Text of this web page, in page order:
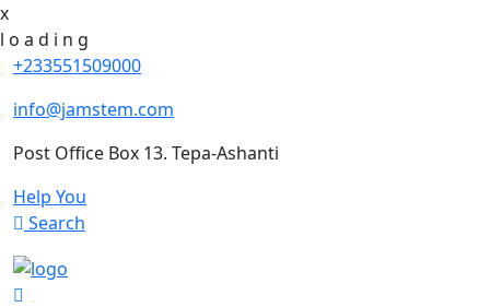
x
l o a d i n g
+233551509000
info@jamstem.com
Post Office Box 13. Tepa-Ashanti
Help You
Search